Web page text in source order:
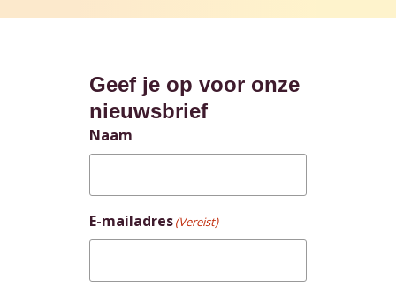
Geef je op voor onze
nieuwsbrief
Naam
E-mailadres(Vereist)